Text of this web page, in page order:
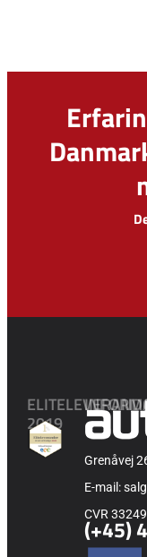
Grenåvej
E-mail:
CVR
(+45)
2019